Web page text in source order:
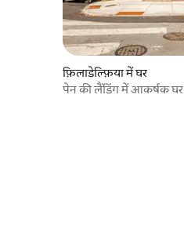
फ़िलाडेल्फ़िया में घर
पेन की लैंडिंग में आकर्षक घर